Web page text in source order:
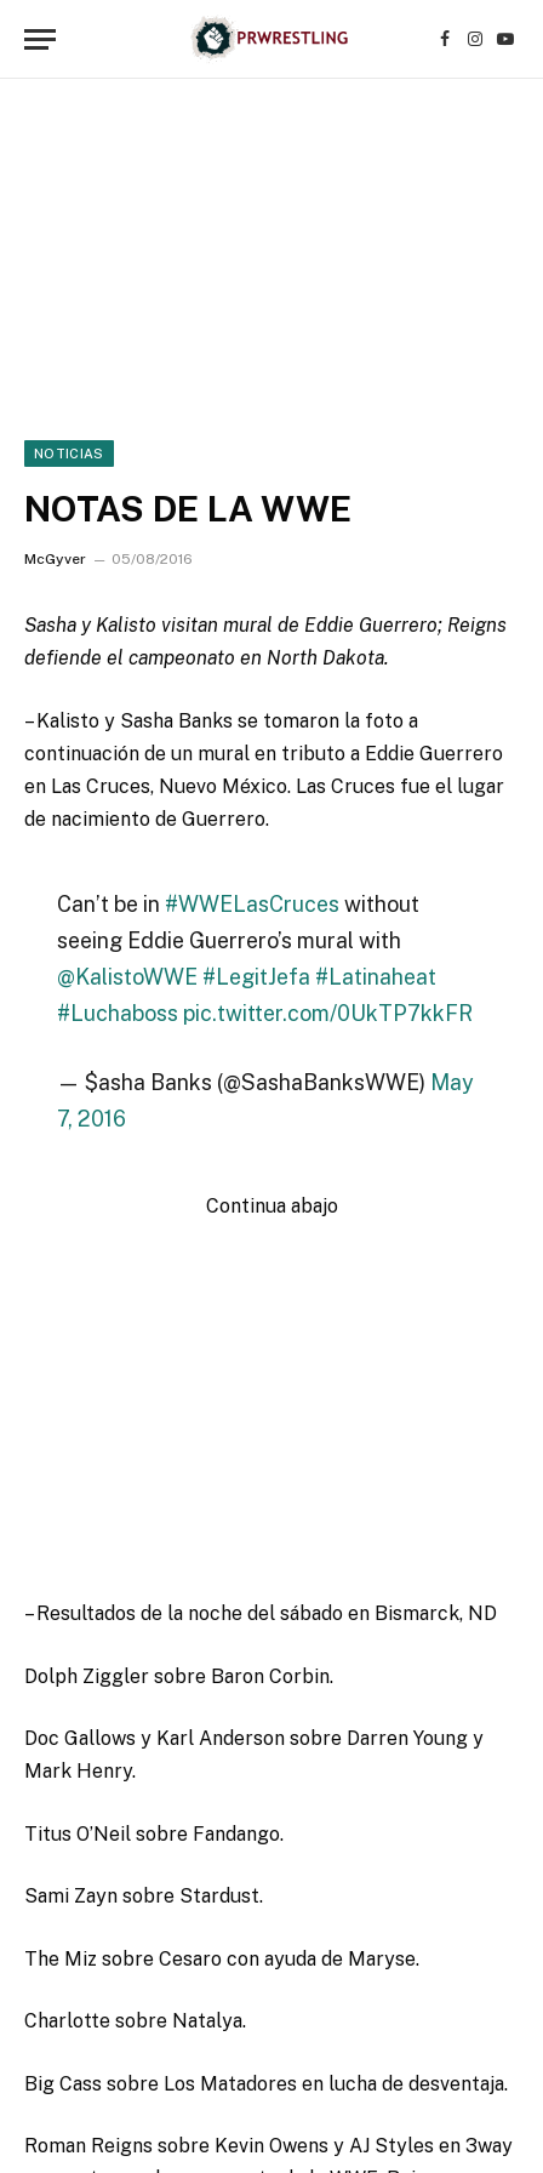
Facebook
NOTICIAS
NOTAS DE LA WWE
McGyver 05/08/2016
Sasha y Kalisto visitan mural de Eddie Guerrero; Reigns
defiende el campeonato en North Dakota.
– Kalisto y Sasha Banks se tomaron la foto a
continuación de un mural en tributo a Eddie Guerrero
en Las Cruces, Nuevo México. Las Cruces fue el lugar
de nacimiento de Guerrero.
Can’t be in #WWELasCruces without
seeing Eddie Guerrero’s mural with
@KalistoWWE #LegitJefa #Latinaheat
#Luchaboss pic.twitter.com/0UkTP7kkFR
— $asha Banks (@SashaBanksWWE) May
7, 2016
Continua abajo
– Resultados de la noche del sábado en Bismarck, ND
Dolph Ziggler sobre Baron Corbin.
Doc Gallows y Karl Anderson sobre Darren Young y
Mark Henry.
Titus O’Neil sobre Fandango.
Sami Zayn sobre Stardust.
The Miz sobre Cesaro con ayuda de Maryse.
Charlotte sobre Natalya.
Big Cass sobre Los Matadores en lucha de desventaja.
Roman Reigns sobre Kevin Owens y AJ Styles en 3way